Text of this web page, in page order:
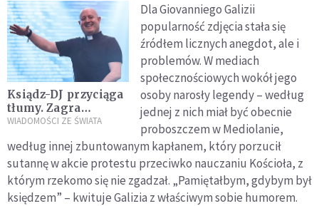
Ksiądz-DJ przyciąga
tłumy. Zagra
koncert techno na
w Madrycie
WIADOMOŚCI ZE ŚWIATA
Dla Giovanniego Galizii
popularność zdjęcia stała się
źródłem licznych anegdot, ale i
problemów. W mediach
społecznościowych wokół jego
osoby narosły legendy – według
jednej z nich miał być obecnie
proboszczem w Mediolanie,
według innej zbuntowanym kapłanem, który porzucił
sutannę w akcie protestu przeciwko nauczaniu Kościoła, z
którym rzekomo się nie zgadzał. „Pamiętałbym, gdybym był
księdzem” – kwituje Galizia z właściwym sobie humorem.